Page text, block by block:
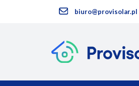
biuro@provisolar.pl